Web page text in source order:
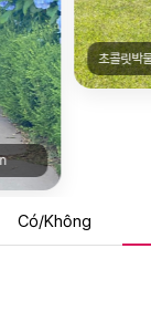
Có/Không